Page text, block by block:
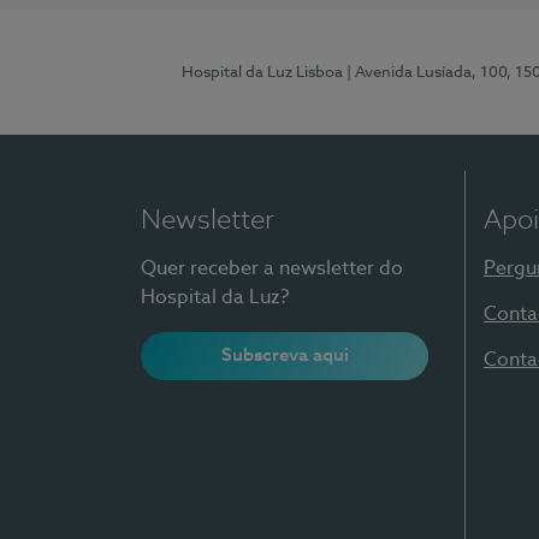
Hospital da Luz Lisboa | Avenida Lusíada, 100,
Newsletter
Quer receber a newsletter do
Hospital da Luz?
Subscreva aqui